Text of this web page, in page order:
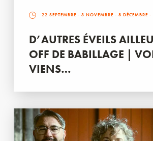
22 SEPTEMBRE - 3 NOVEMBRE - 8 DÉCEMBRE -
D’AUTRES ÉVEILS
OFF DE BABILLAGE |
VIENS…